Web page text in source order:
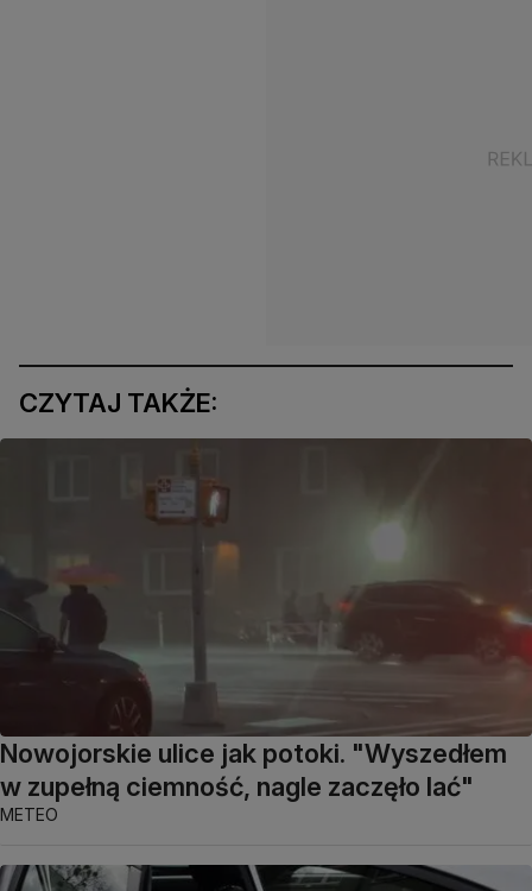
CZYTAJ TAKŻE:
Nowojorskie ulice jak potoki. "Wyszedłem
w zupełną ciemność, nagle zaczęło lać"
METEO